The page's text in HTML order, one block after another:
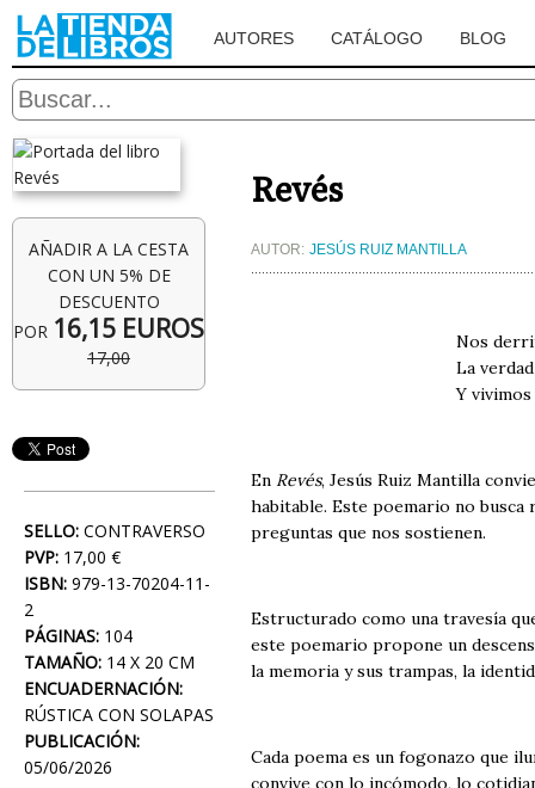
AUTORES CATÁLOGO BLOG
AÑADIR A LA CESTA
CON UN 5% DE
DESCUENTO
POR 16,15 EUROS
17,00
SELLO: CONTRAVERSO
PVP: 17,00 €
ISBN: 979-13-70204-11-
2
PÁGINAS: 104
TAMAÑO: 14 X 20 CM
ENCUADERNACIÓN:
RÚSTICA CON SOLAPAS
PUBLICACIÓN:
05/06/2026
Revés
AUTOR: JESÚS RUIZ MANTILLA
Nos
La
Y
En Revés, Jesús Ruiz Mantilla
habitable. Este poemario no
preguntas que nos sostienen.
Estructurado como una travesía
este poemario propone un
la memoria y sus trampas, la
Cada poema es un fogonazo que
convive con lo incómodo, lo